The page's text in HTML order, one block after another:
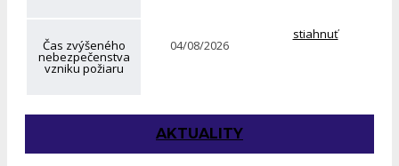
Čas zvýšeného
nebezpečenstva
vzniku požiaru
04/08/2026
stiahnuť
AKTUALITY